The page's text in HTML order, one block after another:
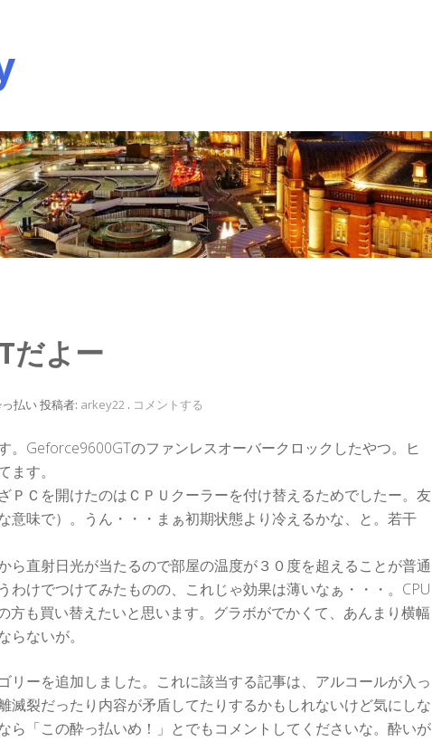
だよー
っ払い投稿者: arkey22 . コメントする
。Geforce9600GTのファンレスオーバークロックしたやつ。ヒ
す。
ＰＣを開けたのはＣＰＵクーラーを付け替えるためでしたー。友
意味で）。うん・・・まぁ初期状態より冷えるかな、と。若干
ら直射日光が当たるので部屋の温度が３０度を超えることが普通
わけでつけてみたものの、これじゃ効果は薄いなぁ・・・。CPU
方も買い替えたいと思います。グラボがでかくて、あんまり横幅
ないが。
リーを追加しました。これに該当する記事は、アルコールが入っ
滅裂だったり内容が矛盾してたりするかもしれないけど気にしな
ら「この酔っ払いめ！」とでもコメントしてくださいな。酔いが